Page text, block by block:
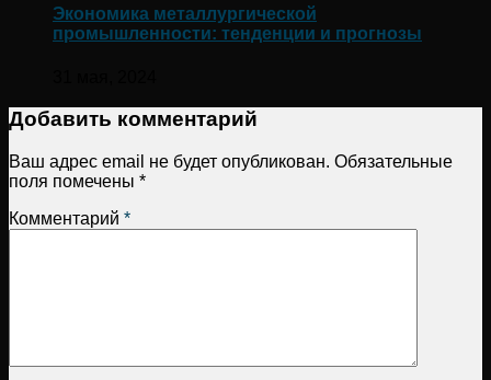
Экономика металлургической
промышленности: тенденции и прогнозы
Добавить комментарий
Ваш адрес email не будет опубликован. Обязательные
поля помечены *
Комментарий *